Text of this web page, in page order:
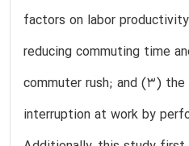
factors on labor
reducing commuting time
commuter rush; and (3)
interruption at work by